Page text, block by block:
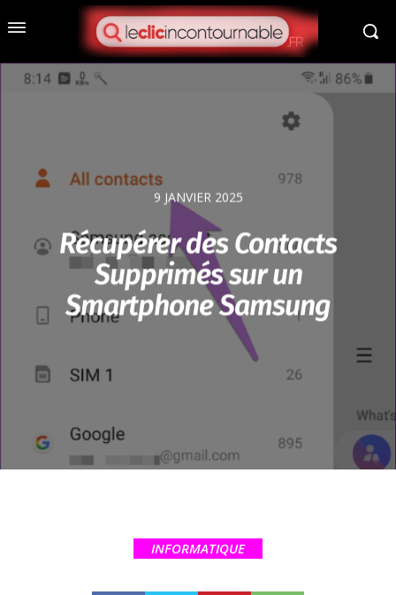
9 JANVIER 2025
Récupérer des Contacts
Supprimés sur un
Smartphone Samsung
INFORMATIQUE